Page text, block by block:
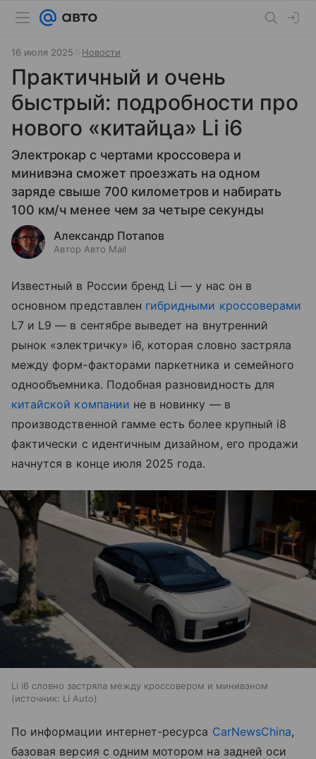
16 июля 2025 Новости
Практичный и очень
быстрый: подробности про
нового «китайца» Li i6
Электрокар с чертами кроссовера и
минивэна сможет проезжать на одном
заряде свыше 700 километров и набирать
100 км/ч менее чем за четыре секунды
Александр Потапов
Автор Авто Mail
Известный в России бренд Li — у нас он в
основном представлен гибридными кроссоверами
L7 и L9 — в сентябре выведет на внутренний
рынок «электричку» i6, которая словно застряла
между форм-факторами паркетника и семейного
однообъемника. Подобная разновидность для
китайской компании не в новинку — в
производственной гамме есть более крупный i8
фактически с идентичным дизайном, его продажи
начнутся в конце июля 2025 года.
Li i6 словно застряла между кроссовером и минивэном
источник: Li Auto
По информации интернет-ресурса CarNewsChina,
базовая версия с одним мотором на задней оси